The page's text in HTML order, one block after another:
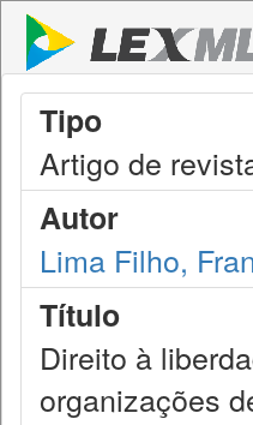
Tipo
Artigo de
Autor
Lima Filho,
Título
Direito à
organizações